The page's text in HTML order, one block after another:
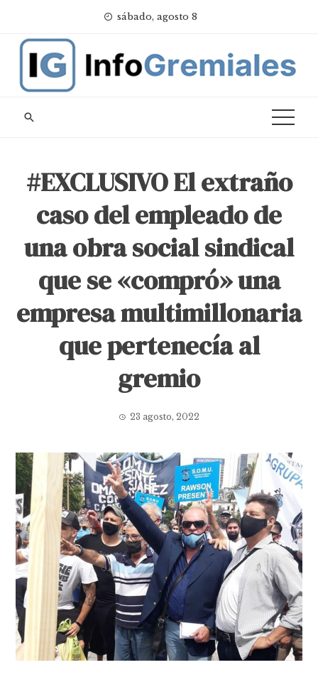
content
sábado, agosto 8
#EXCLUSIVO El extraño
caso del empleado de
una obra social sindical
que se «compró» una
empresa multimillonaria
que pertenecía al
gremio
23 agosto, 2022